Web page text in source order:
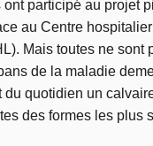
participé au projet
au Centre
Mais toutes ne sont
de la maladie
du quotidien un
des formes les plus